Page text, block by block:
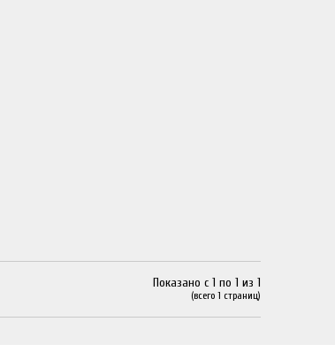
Показано с 1 по 1 из 1
(всего 1 страниц)